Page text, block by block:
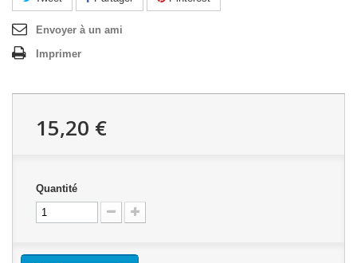
Envoyer à un ami
Imprimer
15,20 €
Quantité